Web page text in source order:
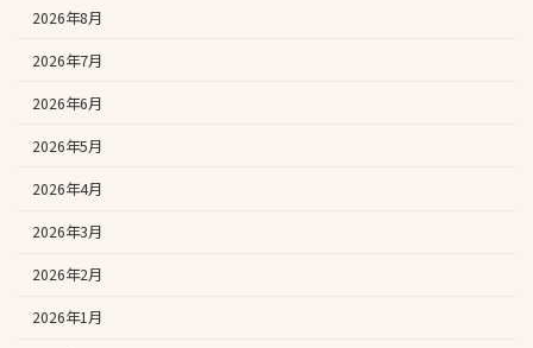
2026年8月
2026年7月
2026年6月
2026年5月
2026年4月
2026年3月
2026年2月
2026年1月